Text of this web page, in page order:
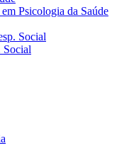
Psicologia da Saúde
Social
Social